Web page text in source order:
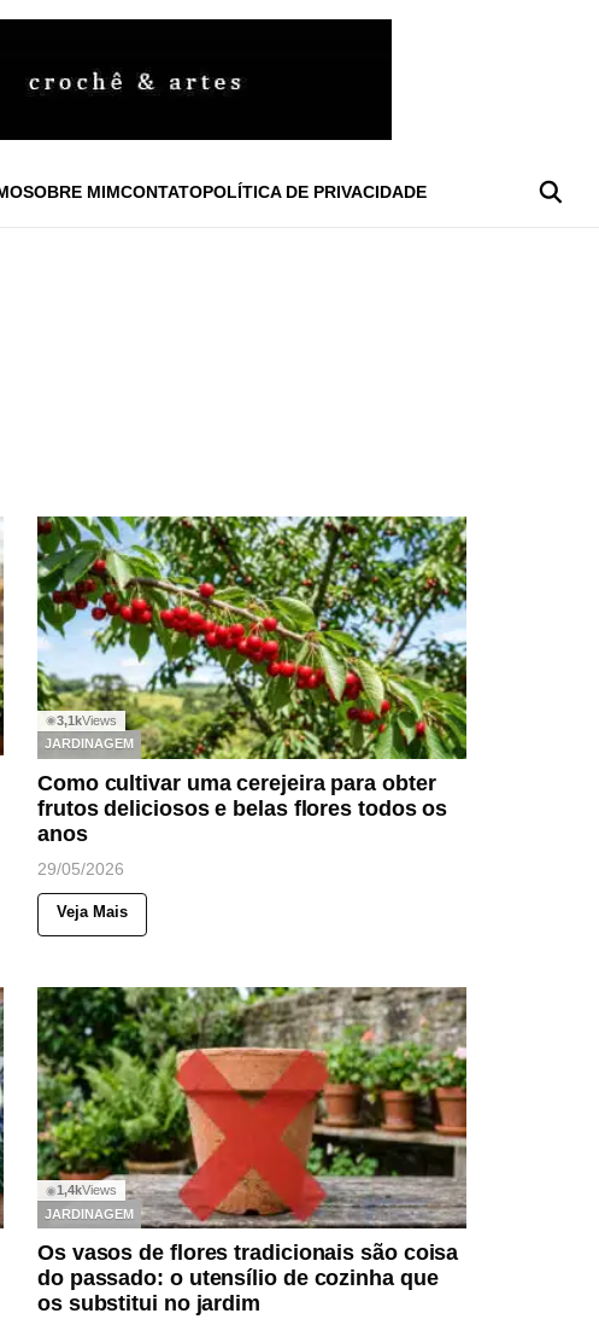
SOBRE MIMCONTATOPOLÍTICA DE PRIVACIDADE
◉3,1kViews
JARDINAGEM
Como cultivar uma cerejeira para obter
frutos deliciosos e belas flores todos os
anos
29/05/2026
Veja Mais
◉1,4kViews
JARDINAGEM
Os vasos de flores tradicionais são coisa
do passado: o utensílio de cozinha que
os substitui no jardim